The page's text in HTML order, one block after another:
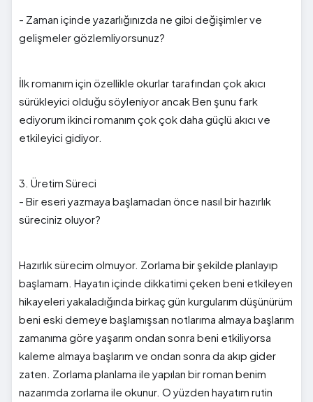
- Zaman içinde yazarlığınızda ne gibi değişimler ve
gelişmeler gözlemliyorsunuz?
İlk romanım için özellikle okurlar tarafından çok akıcı
sürükleyici olduğu söyleniyor ancak Ben şunu fark
ediyorum ikinci romanım çok çok daha güçlü akıcı ve
etkileyici gidiyor.
3. Üretim Süreci
- Bir eseri yazmaya başlamadan önce nasıl bir hazırlık
süreciniz oluyor?
Hazırlık sürecim olmuyor. Zorlama bir şekilde planlayıp
başlamam. Hayatın içinde dikkatimi çeken beni etkileyen
hikayeleri yakaladığında birkaç gün kurgularım düşünürüm
beni eski demeye başlamışsan notlarıma almaya başlarım
zamanıma göre yaşarım ondan sonra beni etkiliyorsa
kaleme almaya başlarım ve ondan sonra da akıp gider
zaten. Zorlama planlama ile yapılan bir roman benim
nazarımda zorlama ile okunur. O yüzden hayatım rutin